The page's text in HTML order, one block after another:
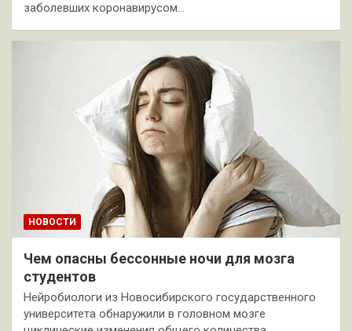
заболевших коронавирусом…
НОВОСТИ
Чем опасны бессонные ночи для мозга
студентов
Нейробиологи из Новосибирского государственного
университета обнаружили в головном мозге